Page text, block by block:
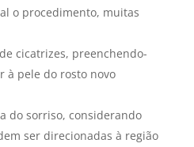
o procedimento, muitas
cicatrizes, preenchendo-
à pele do rosto novo
do sorriso, considerando
ser direcionadas à região